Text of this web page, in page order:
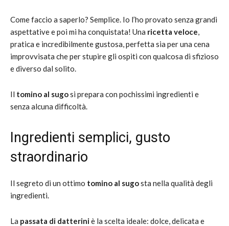
Come faccio a saperlo? Semplice. Io l’ho provato senza grandi
aspettative e poi mi ha conquistata! Una ricetta veloce,
pratica e incredibilmente gustosa, perfetta sia per una cena
improvvisata che per stupire gli ospiti con qualcosa di sfizioso
e diverso dal solito.
Il tomino al sugosi prepara con pochissimi ingredienti e
senza alcuna difficoltà.
Ingredienti semplici, gusto
straordinario
Il segreto di un ottimo tomino al sugosta nella qualità degli
ingredienti.
La passata di datteriniè la scelta ideale: dolce, delicata e